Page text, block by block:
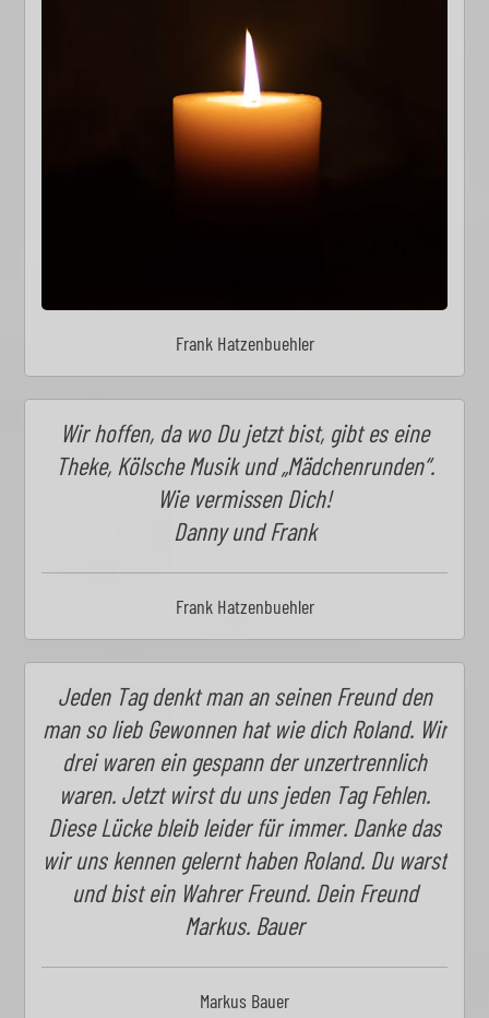
Frank Hatzenbuehler
Wir hoffen, da wo Du jetzt bist, gibt es eine
Theke, Kölsche Musik und „Mädchenrunden“.
Wie vermissen Dich!
Danny und Frank
Frank Hatzenbuehler
Jeden Tag denkt man an seinen Freund den
man so lieb Gewonnen hat wie dich Roland. Wir
drei waren ein gespann der unzertrennlich
waren. Jetzt wirst du uns jeden Tag Fehlen.
Diese Lücke bleib leider für immer. Danke das
wir uns kennen gelernt haben Roland. Du warst
und bist ein Wahrer Freund. Dein Freund
Markus. Bauer
Markus Bauer